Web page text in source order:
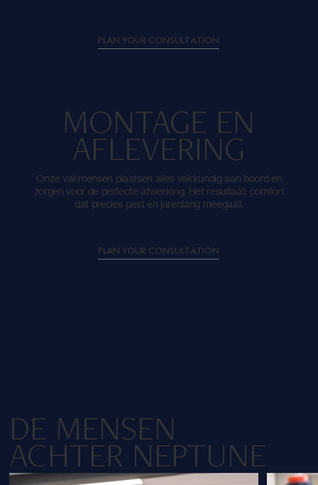
PLAN YOUR CONSULTATION
MONTAGE EN
AFLEVERING
Onze vakmensen plaatsen alles vakkundig aan boord en
zorgen voor de perfecte afwerking. Het resultaat: comfort
dat precies past en jarenlang meegaat.
PLAN YOUR CONSULTATION
DE MENSEN
ACHTER NEPTUNE